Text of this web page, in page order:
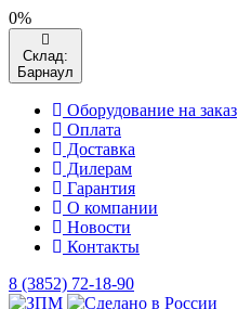
0%
Склад:
Барнаул
Оборудование на заказ
Оплата
Доставка
Дилерам
Гарантия
О компании
Новости
Контакты
8 (3852) 72-18-90